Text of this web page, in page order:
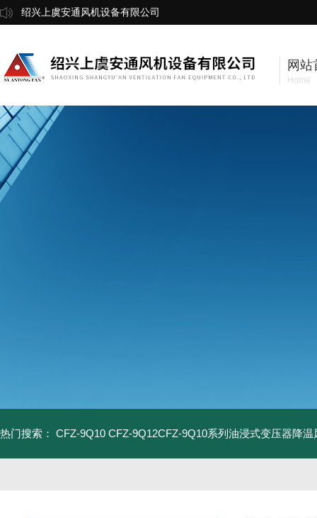
绍兴上虞安通风机设备有限公司
网站
Home
热门搜索： CFZ-9Q10 CFZ-9Q12CFZ-9Q10系列油浸式变压器降温